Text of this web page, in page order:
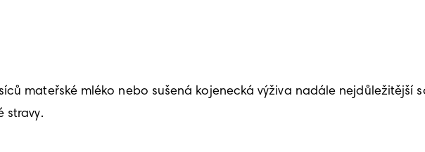
mateřské mléko nebo sušená kojenecká výživa nadále nejdůležitější
stravy.